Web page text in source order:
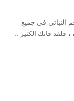
النباتي في جميع
فلقد فاتك الكثير ..